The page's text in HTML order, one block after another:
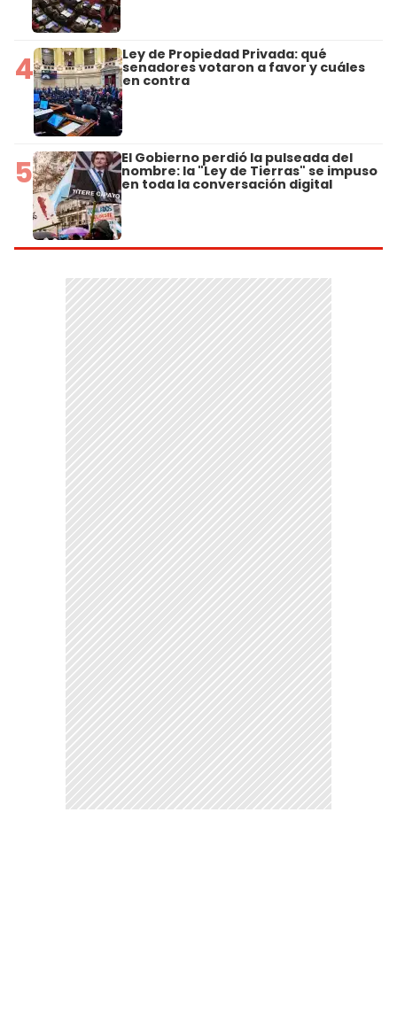
4 Ley de Propiedad Privada: qué
senadores votaron a favor y cuáles
en contra
5 El Gobierno perdió la pulseada del
nombre: la "Ley de Tierras" se impuso
en toda la conversación digital